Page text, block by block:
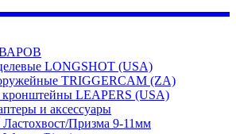
LONGSHOT (USA)
TRIGGERCAM (ZA)
кронштейны LEAPERS (USA)
и аксессуары
Ластохвост/Призма 9-11мм